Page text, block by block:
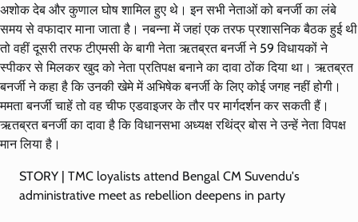
अशोक देब और कुणाल घोष शामिल हुए थे। इन सभी नेताओं को बनर्जी का लंबे
समय से वफादार माना जाता है। नबन्ना में जहां एक तरफ प्रशासनिक बैठक हुई थी
तो वहीं दूसरी तरफ टीएमसी के बागी नेता ऋतब्रत बनर्जी ने 59 विधायकों ने
स्पीकर से मिलकर खुद को नेता प्रतिपक्ष बनाने का दावा ठोंक दिया था। ऋतब्रत
बनर्जी ने कहा है कि उनकी खेमे में अभिषेक बनर्जी के लिए कोई जगह नहीं होगी।
ममता बनर्जी चाहें तो वह चीफ एडवाइजर के तौर पर मार्गदर्शन कर सकती हैं।
ऋतब्रत बनर्जी का दावा है कि विधानसभा अध्यक्ष रथिंद्र बोस ने उन्हें नेता विपक्ष
मान लिया है।
STORY | TMC loyalists attend Bengal CM Suvendu's
administrative meet as rebellion deepens in party